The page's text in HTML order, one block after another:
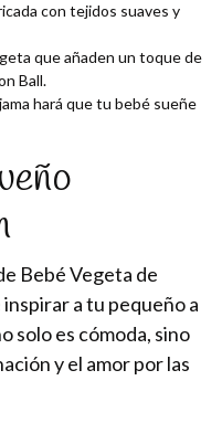
con tejidos suaves y
que añaden un toque de
Ball.
hará que tu bebé sueñe
Bebé Vegeta de
a tu pequeño a
solo es cómoda, sino
y el amor por las